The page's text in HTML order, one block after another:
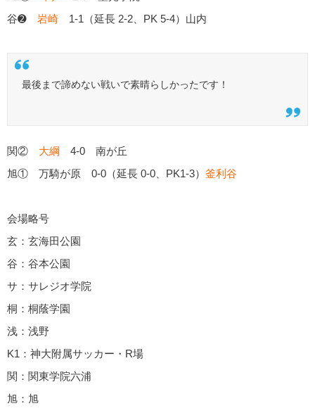
谷➋ 岩崎 1-1（延長 2-2、PK 5-4）山内
最後まで諦めない戦いで素晴らしかったです！
関② 大綱 4-0 南が丘
旭① 万騎が原 0-0（延長 0-0、PK1-3） 釜利谷
会場略号
玄：玄海田公園
谷：谷本公園
サ：サレジオ学院
桐：桐蔭学園
浅：浅野
K1：神大附属サッカー・R場
関：関東学院六浦
旭：旭